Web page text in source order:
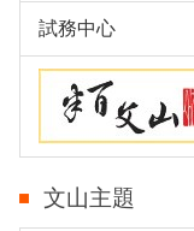
試務中心
文山主題